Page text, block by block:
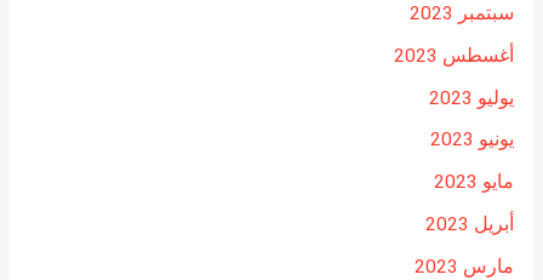
سبتمبر 2023
أغسطس 2023
يوليو 2023
يونيو 2023
مايو 2023
أبريل 2023
مارس 2023